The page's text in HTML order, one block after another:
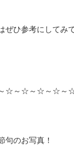
ぜひ参考にしてみ
☆～☆～☆～☆～
句のお写真！